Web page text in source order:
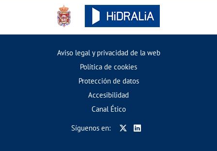
Aviso legal y privacidad de la web
Política de cookies
Protección de datos
Accesibilidad
Canal Ético
Síguenos en: